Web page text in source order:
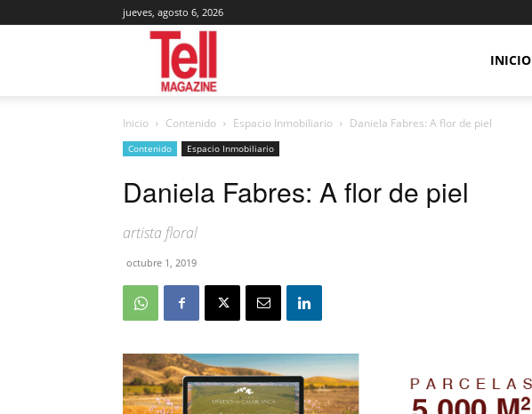
jueves, agosto 6, 2026
Magazine
INICIO
Inicio Contenido Espacio Inmobiliario Daniela Fabres: A flor de piel
Contenido Espacio Inmobiliario
Daniela Fabres: A flor de piel
artista floral
octubre 1, 2019